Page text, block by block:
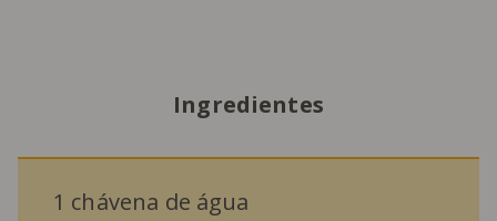
Ingredientes
1 chávena de água